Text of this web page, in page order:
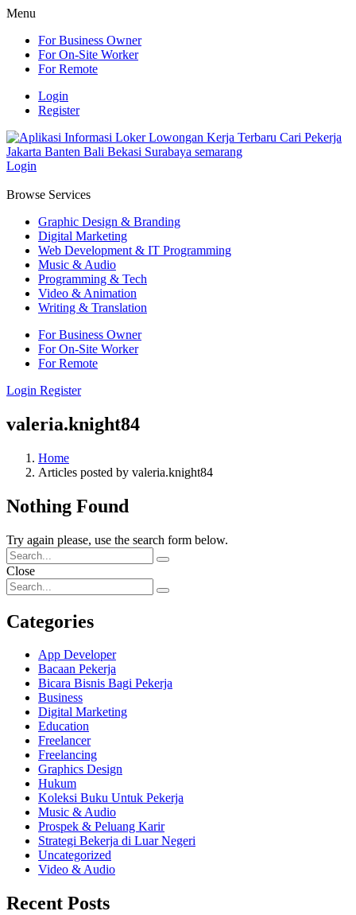
Menu
For Business Owner
For On-Site Worker
For Remote
Login
Register
Login
Browse Services
Graphic Design & Branding
Digital Marketing
Web Development & IT Programming
Music & Audio
Programming & Tech
Video & Animation
Writing & Translation
For Business Owner
For On-Site Worker
For Remote
Login Register
valeria.knight84
Home
Articles posted by valeria.knight84
Nothing Found
Try again please, use the search form below.
Close
Categories
App Developer
Bacaan Pekerja
Bicara Bisnis Bagi Pekerja
Business
Digital Marketing
Education
Freelancer
Freelancing
Graphics Design
Hukum
Koleksi Buku Untuk Pekerja
Music & Audio
Prospek & Peluang Karir
Strategi Bekerja di Luar Negeri
Uncategorized
Video & Audio
Recent Posts